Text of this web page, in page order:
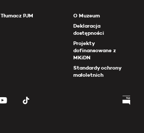
Tłumacz PJM
O Muzeum
Deklaracja
dostępności
Projekty
dofinansowane z
MKiDN
Standardy ochrony
małoletnich